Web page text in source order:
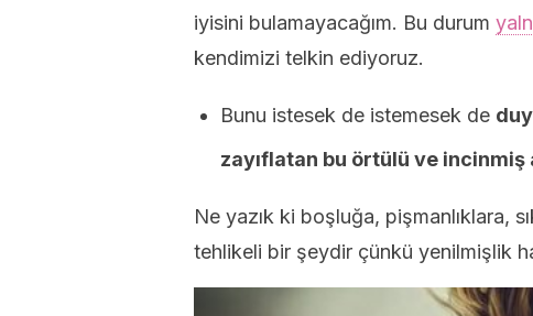
iyisini bulamayacağım. Bu durum
kendimizi telkin ediyoruz.
Bunu istesek de istemesek de
zayıflatan bu örtülü ve incinmiş
Ne yazık ki boşluğa, pişmanlıklara,
tehlikeli bir şeydir çünkü yenilmişlik